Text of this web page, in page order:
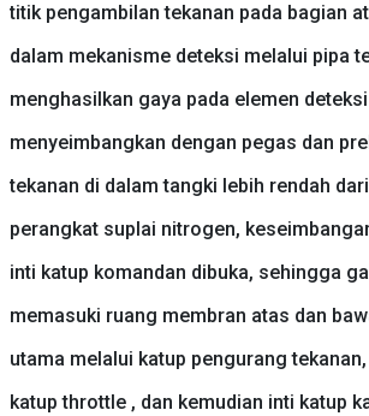
titik pengambilan tekanan pada bagian
dalam mekanisme deteksi melalui pipa
menghasilkan gaya pada elemen
menyeimbangkan dengan pegas dan
tekanan di dalam tangki lebih rendah
perangkat suplai nitrogen,
inti katup komandan dibuka, sehingga
memasuki ruang membran atas dan
utama melalui katup pengurang
katup throttle , dan kemudian inti katup